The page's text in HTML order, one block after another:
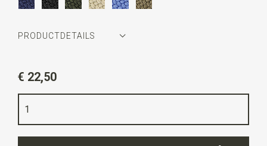
PRODUCTDETAILS
khaki
Kwaliteit
€ 22,50